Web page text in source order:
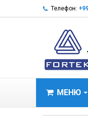
Телефон:
МЕНЮ